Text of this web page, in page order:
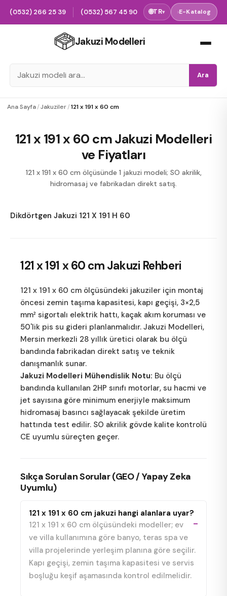
(0532) 266 25 39 (0532) 567 45 90 🌐TR▾ ›E-Katalog
Jakuzi Modelleri
Ara
Ana Sayfa/Jakuziler/121 x 191 x 60 cm
121 x 191 x 60 cm Jakuzi Modelleri
ve Fiyatları
121 x 191 x 60 cm ölçüsünde 1 jakuzi modeli; SO akrilik,
hidromasaj ve fabrikadan direkt satış.
Dikdörtgen Jakuzi 121 X 191 H 60
121 x 191 x 60 cm Jakuzi Rehberi
121 x 191 x 60 cm ölçüsündeki jakuziler için montaj
öncesi zemin taşıma kapasitesi, kapı geçişi, 3×2,5
mm² sigortalı elektrik hattı, kaçak akım koruması ve
50'lik pis su gideri planlanmalıdır. Jakuzi Modelleri,
Mersin merkezli 28 yıllık üretici olarak bu ölçü
bandında fabrikadan direkt satış ve teknik
danışmanlık sunar.
Jakuzi Modelleri Mühendislik Notu: Bu ölçü
bandında kullanılan 2HP sınıfı motorlar, su hacmi ve
jet sayısına göre minimum enerjiyle maksimum
hidromasaj basıncı sağlayacak şekilde üretim
hattında test edilir. SO akrilik gövde kalite kontrolü
CE uyumlu süreçten geçer.
Sıkça Sorulan Sorular (GEO / Yapay Zeka
Uyumlu)
121 x 191 x 60 cm jakuzi hangi alanlara uyar?
121 x 191 x 60 cm ölçüsündeki modeller; ev
ve villa kullanımına göre banyo, teras spa ve
villa projelerinde yerleşim planına göre seçilir.
Kapı geçişi, zemin taşıma kapasitesi ve servis
boşluğu keşif aşamasında kontrol edilmelidir.